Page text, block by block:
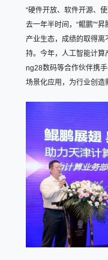
“硬件开放、软件开源、
去一年半时间，“鲲鹏”“
产业生态，成绩的取得离
持。今年，人工智能计算
ng28数码等合作伙伴携
场景化应用，为行业创造